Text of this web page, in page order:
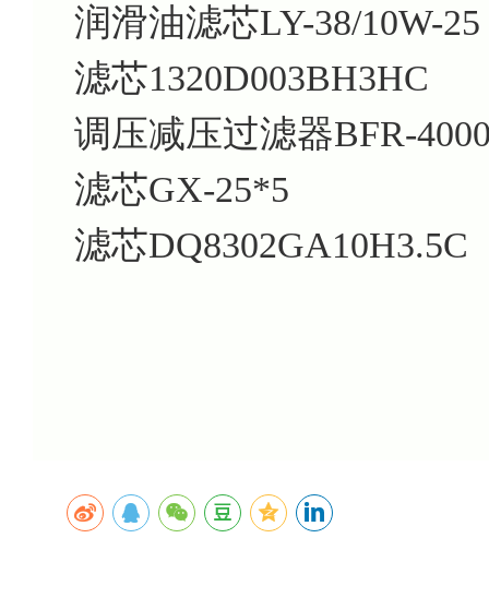
润滑油滤芯LY-38/10W-25
滤芯1320D003BH3HC
调压减压过滤器BFR-
滤芯GX-25*5
滤芯DQ8302GA10H3.5C